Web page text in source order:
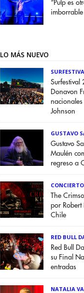
“Pulp es
LO MÁS NUEVO
Surfestival
Donavon
nacionales
Johnson
GUSTAVO
Gustavo
Maulén
regreso a
The
por
Chile
RED BULL
Red Bull
su Final
entradas
NATALIA